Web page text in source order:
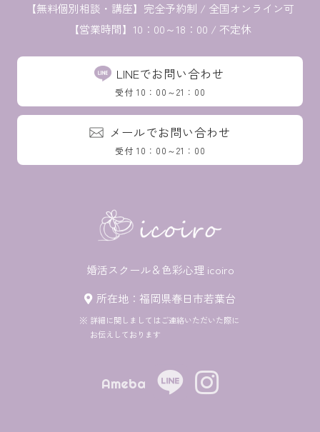
【無料個別相談・講座】 完全予約制 / 全国オンライン可
【営業時間】10：00～18：00 / 不定休
LINEでお問い合わせ
受付 10：00～21：00
メールでお問い合わせ
受付 10：00～21：00
婚活スクール＆色彩心理 icoiro
所在地：福岡県春日市若葉台
詳細に関しましてはご連絡いただいた際に
お伝えしております
Ameba